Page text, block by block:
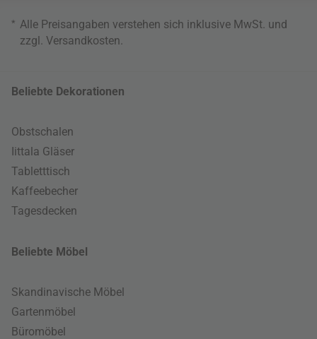
* Alle Preisangaben verstehen sich inklusive MwSt. und
zzgl. Versandkosten
Beliebte Dekorationen
Obstschalen
Iittala Gläser
Tabletttisch
Kaffeebecher
Tagesdecken
Beliebte Möbel
Skandinavische Möbel
Gartenmöbel
Büromöbel